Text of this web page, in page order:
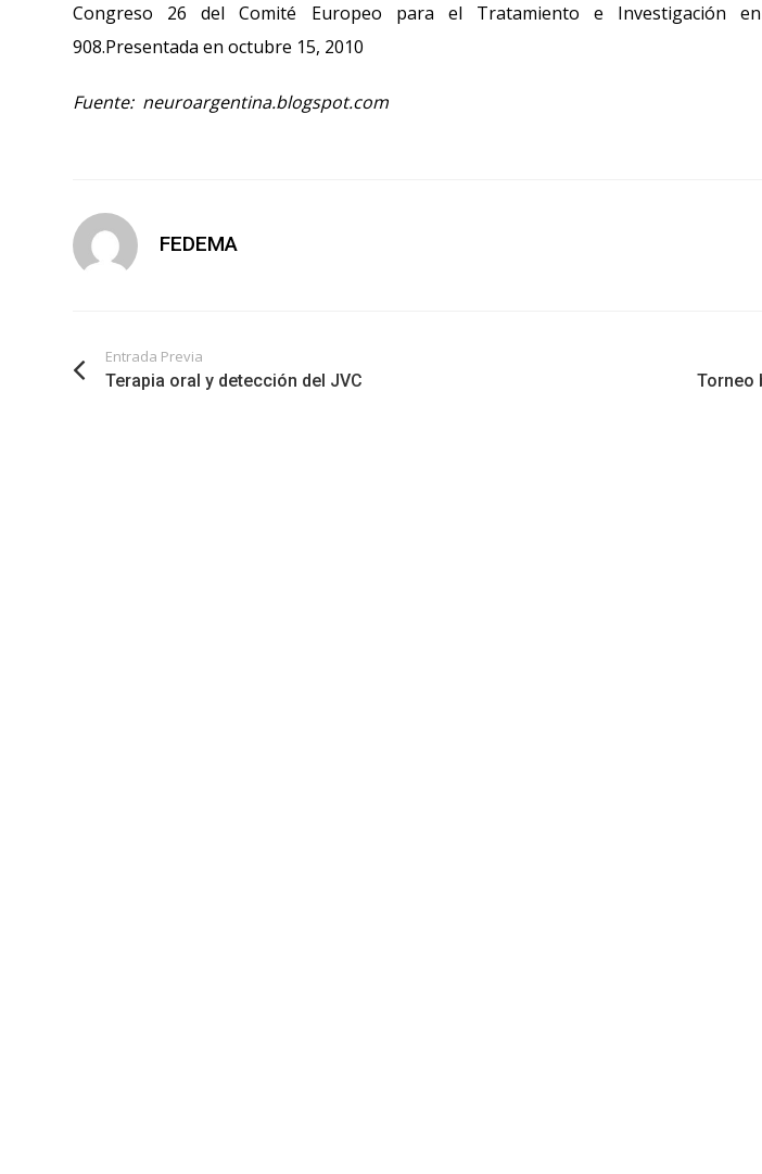
Congreso 26 del Comité Europeo para el Tratamiento e Investigación
908.Presentada en octubre 15, 2010
Fuente: neuroargentina.blogspot.com
FEDEMA
Entrada Previa
Terapia oral y detección del JVC Torneo